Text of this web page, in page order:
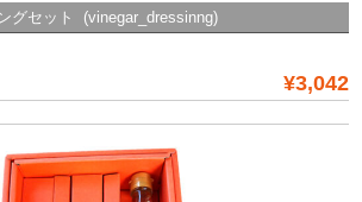
グセット (vinegar_dressinng)
¥3,042